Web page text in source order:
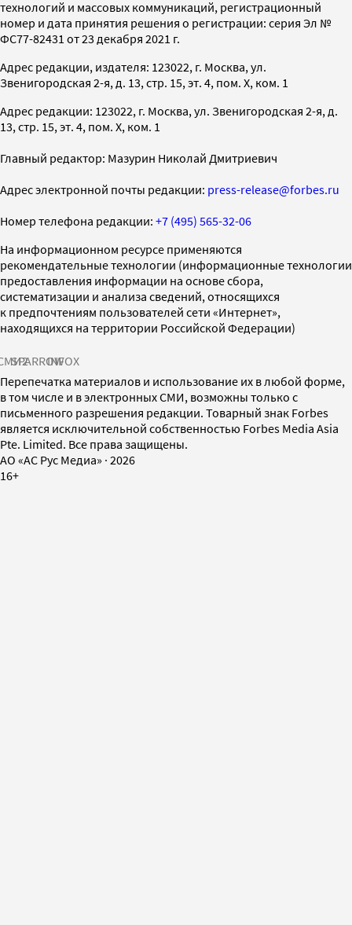
технологий и массовых коммуникаций, регистрационный
номер и дата принятия решения о регистрации: серия Эл №
ФС77-82431 от 23 декабря 2021 г.
Адрес редакции, издателя: 123022, г. Москва, ул.
Звенигородская 2-я, д. 13, стр. 15, эт. 4, пом. X, ком. 1
Адрес редакции: 123022, г. Москва, ул. Звенигородская 2-я, д.
13, стр. 15, эт. 4, пом. X, ком. 1
Главный редактор: Мазурин Николай Дмитриевич
Адрес электронной почты редакции: press-release@forbes.ru
Номер телефона редакции: +7 (495) 565-32-06
На информационном ресурсе применяются
рекомендательные технологии (информационные технологии
предоставления информации на основе сбора,
систематизации и анализа сведений, относящихся
к предпочтениям пользователей сети «Интернет»,
находящихся на территории Российской Федерации)
SPARROWINFOX
Перепечатка материалов и использование их в любой форме,
в том числе и в электронных СМИ, возможны только с
письменного разрешения редакции. Товарный знак Forbes
является исключительной собственностью Forbes Media Asia
Pte. Limited. Все права защищены.
AO «АС Рус Медиа» · 2026
16+